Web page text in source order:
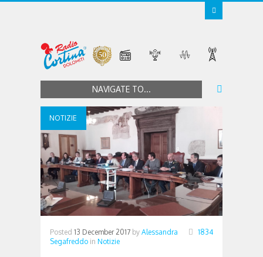
NAVIGATE TO...
NOTIZIE
Posted 13 December 2017 by Alessandra
Segafreddo in Notizie
1834